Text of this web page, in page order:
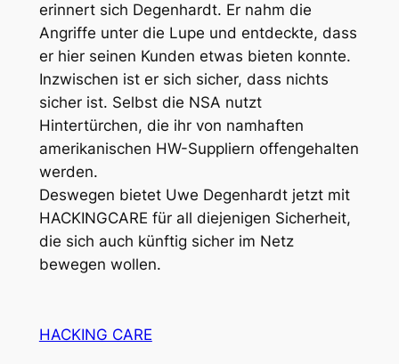
erinnert sich Degenhardt. Er nahm die
Angriffe unter die Lupe und entdeckte, dass
er hier seinen Kunden etwas bieten konnte.
Inzwischen ist er sich sicher, dass nichts
sicher ist. Selbst die NSA nutzt
Hintertürchen, die ihr von namhaften
amerikanischen HW-Suppliern offengehalten
werden.
Deswegen bietet Uwe Degenhardt jetzt mit
HACKINGCARE für all diejenigen Sicherheit,
die sich auch künftig sicher im Netz
bewegen wollen.
HACKING CARE